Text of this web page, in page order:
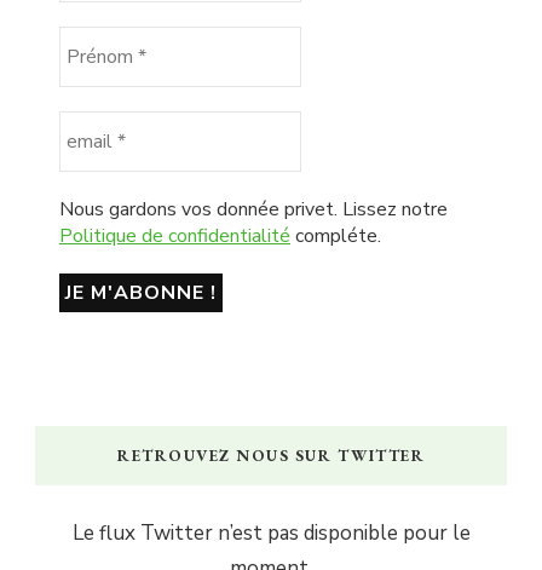
Nous gardons vos donnée privet. Lissez notre
Politique de confidentialité compléte.
RETROUVEZ NOUS SUR TWITTER
Le flux Twitter n’est pas disponible pour le